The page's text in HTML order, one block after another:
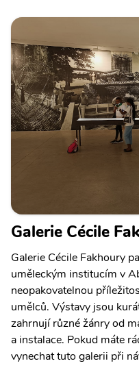
Galerie Cécile
Galerie Cécile Fakhoury
uměleckým institucím v
neopakovatelnou
umělců. Výstavy jsou
zahrnují různé žánry od
a instalace. Pokud máte
vynechat tuto galerii při